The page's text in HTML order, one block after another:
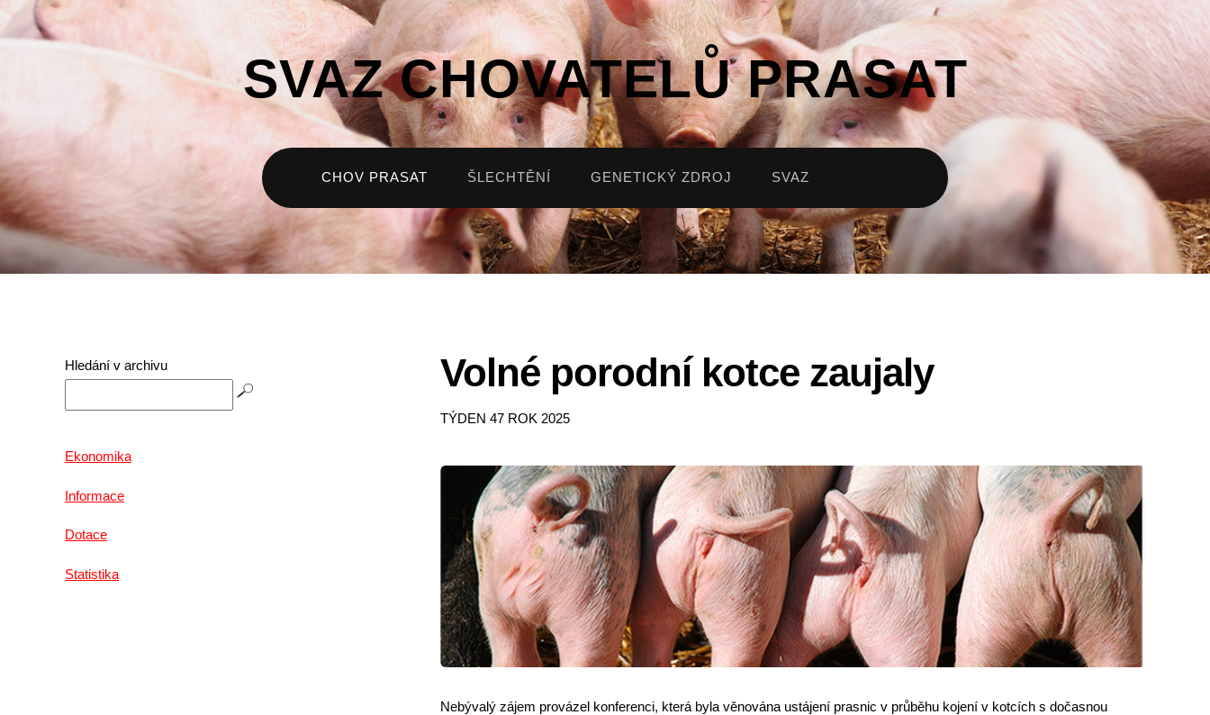
SVAZ CHOVATELŮ PRASAT
CHOV PRASAT ŠLECHTĚNÍ GENETICKÝ ZDROJ SVAZ
Hledání v archivu
Ekonomika
Informace
Dotace
Statistika
Volné porodní kotce zaujaly
TÝDEN 47 ROK 2025
Nebývalý zájem provázel konferenci, která byla věnována ustájení prasnic v průběhu kojení v kotcích s dočasnou